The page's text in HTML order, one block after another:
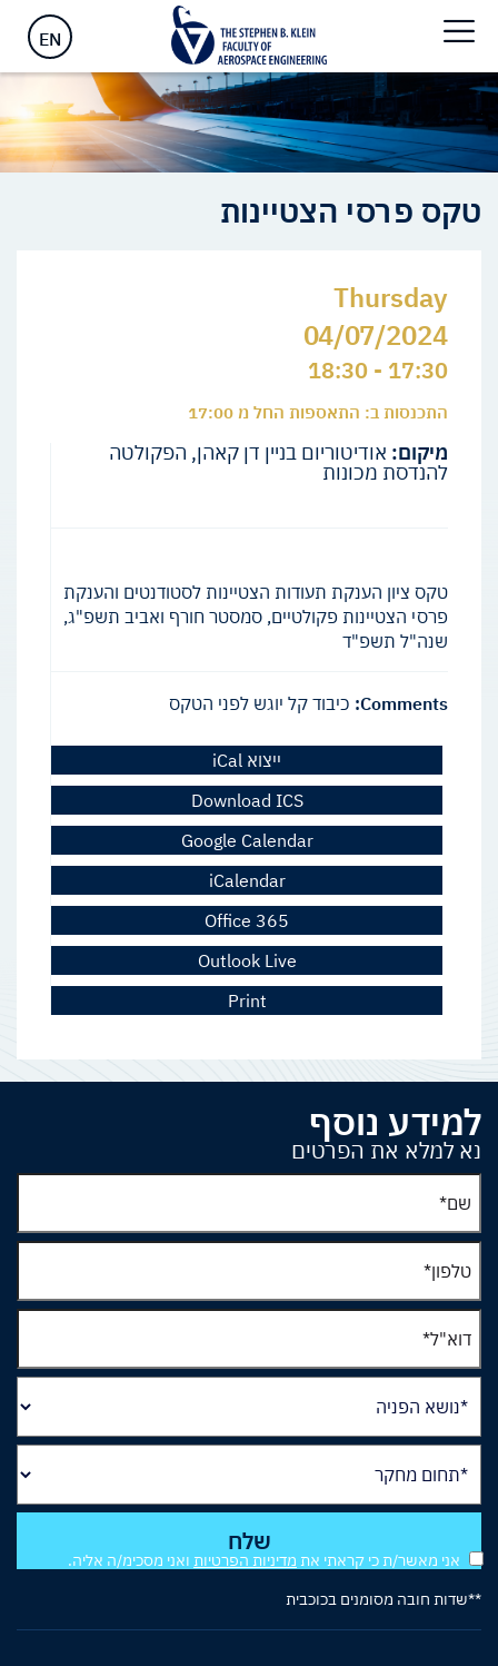
EN
טקס פרסי הצטיינות
טקס פרסי הצטיינות
Thursday
04/07/2024
17:30 - 18:30
התכנסות ב: התאספות החל מ 17:00
מיקום: אודיטוריום בניין דן קאהן, הפקולטה
להנדסת מכונות
טקס ציון הענקת תעודות הצטיינות לסטודנטים והענקת
פרסי הצטיינות פקולטיים, סמסטר חורף ואביב תשפ"ג,
שנה"ל תשפ"ד
Comments: כיבוד קל יוגש לפני הטקס
ייצוא iCal
Download ICS
Google Calendar
iCalendar
Office 365
Outlook Live
Print
למידע נוסף
נא למלא את הפרטים
אני מאשר/ת כי קראתי את מדיניות הפרטיות
ואני מסכימ/ה אליה.
**שדות חובה מסומנים בכוכבית